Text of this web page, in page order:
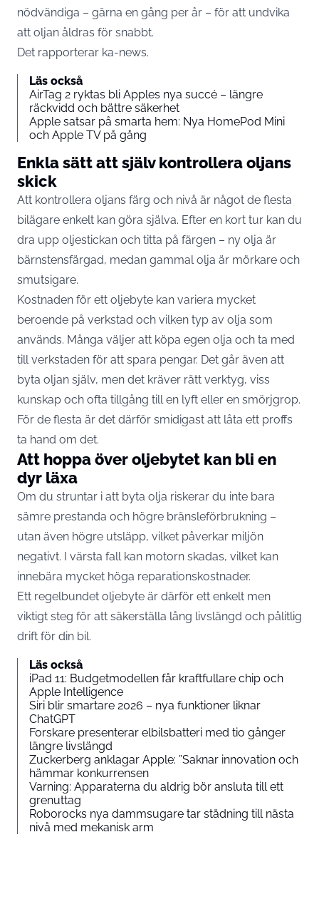
nödvändiga – gärna en gång per år – för att undvika
att oljan åldras för snabbt.
Det rapporterar ka-news.
Läs också
AirTag 2 ryktas bli Apples nya succé – längre
räckvidd och bättre säkerhet
Apple satsar på smarta hem: Nya HomePod Mini
och Apple TV på gång
Enkla sätt att själv kontrollera oljans
skick
Att kontrollera oljans färg och nivå är något de flesta
bilägare enkelt kan göra själva. Efter en kort tur kan du
dra upp oljestickan och titta på färgen – ny olja är
bärnstensfärgad, medan gammal olja är mörkare och
smutsigare.
Kostnaden för ett oljebyte kan variera mycket
beroende på verkstad och vilken typ av olja som
används. Många väljer att köpa egen olja och ta med
till verkstaden för att spara pengar. Det går även att
byta oljan själv, men det kräver rätt verktyg, viss
kunskap och ofta tillgång till en lyft eller en smörjgrop.
För de flesta är det därför smidigast att låta ett proffs
ta hand om det.
Att hoppa över oljebytet kan bli en
dyr läxa
Om du struntar i att byta olja riskerar du inte bara
sämre prestanda och högre bränsleförbrukning –
utan även högre utsläpp, vilket påverkar miljön
negativt. I värsta fall kan motorn skadas, vilket kan
innebära mycket höga reparationskostnader.
Ett regelbundet oljebyte är därför ett enkelt men
viktigt steg för att säkerställa lång livslängd och pålitlig
drift för din bil.
Läs också
iPad 11: Budgetmodellen får kraftfullare chip och
Apple Intelligence
Siri blir smartare 2026 – nya funktioner liknar
ChatGPT
Forskare presenterar elbilsbatteri med tio gånger
längre livslängd
Zuckerberg anklagar Apple: ”Saknar innovation och
hämmar konkurrensen
Varning: Apparaterna du aldrig bör ansluta till ett
grenuttag
Roborocks nya dammsugare tar städning till nästa
nivå med mekanisk arm